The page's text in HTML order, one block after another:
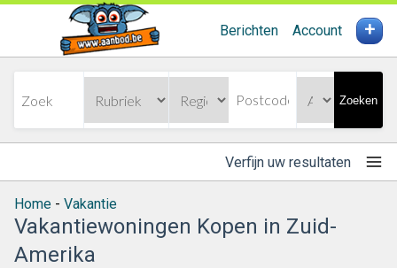
Berichten Account +
Zoeken
Verfijn uw resultaten
Home - Vakantie
Vakantiewoningen Kopen in Zuid-
Amerika